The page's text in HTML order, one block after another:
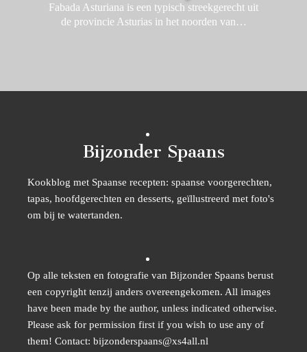
Fabada Asturiana is een typisch streekgerecht uit
de provincie Asturias in het noorden van…
Bijzonder Spaans
Kookblog met Spaanse recepten: spaanse voorgerechten,
tapas, hoofdgerechten en desserts, geïllustreerd met foto's
om bij te watertanden.
Op alle teksten en fotografie van Bijzonder Spaans berust
een copyright tenzij anders overeengekomen. All images
have been made by the author, unless indicated otherwise.
Please ask for permission first if you wish to use any of
them! Contact: bijzonderspaans@xs4all.nl